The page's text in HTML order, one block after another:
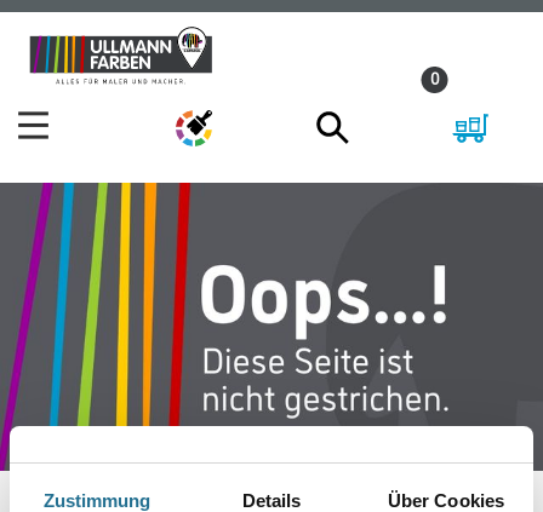
Zustimmung Details Über Cookies
Zum
Inhalt
Zum
Navigationsmenü
0